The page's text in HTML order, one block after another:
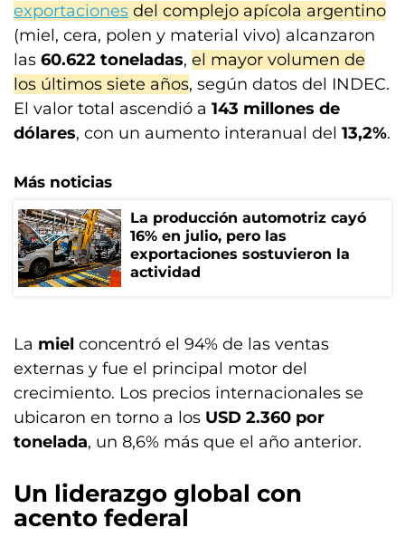
exportaciones del complejo apícola argentino
(miel, cera, polen y material vivo) alcanzaron
las 60.622 toneladas, el mayor volumen de
los últimos siete años, según datos del INDEC.
El valor total ascendió a 143 millones de
dólares, con un aumento interanual del 13,2%.
Más noticias
La producción automotriz cayó
16% en julio, pero las
exportaciones sostuvieron la
actividad
La miel concentró el 94% de las ventas
externas y fue el principal motor del
crecimiento. Los precios internacionales se
ubicaron en torno a los USD 2.360 por
tonelada, un 8,6% más que el año anterior.
Un liderazgo global con
acento federal